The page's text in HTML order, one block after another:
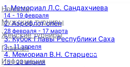
Новости
Мужские турниры
Женские турниры
Главная
Информация
1. Мемориал Л.С. Сандахчиева
14 - 19 февраля
2. Аэрофлот опен
28 февраля - 17 марта
3. Кубок Главы Республики Саха
3 - 11 апреля
4. Мемориал В.Н. Старцева
15 - 23 апреля
Главная